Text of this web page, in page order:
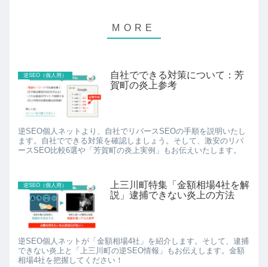
逆SEO（個人用）
自社でできる対策について：芳
賀町の炎上参考
逆SEO個人ネットより、自社でリバースSEOの手順を説明いたし
ます。自社でできる対策を確認しましょう。そして、激安のリバ
ースSEO比較6選や「芳賀町の炎上実例」もお伝えいたします。
逆SEO（個人用）
上三川町特集「金額相場4社を解
説」逮捕できない炎上の方法
逆SEO個人ネットが「金額相場4社」を紹介します。そして、逮捕
できない炎上と「上三川町の逆SEO情報」もお伝えします。金額
相場4社を把握してください！